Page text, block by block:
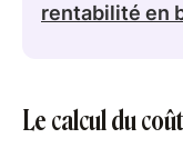
rentabilité en
Le calcul du